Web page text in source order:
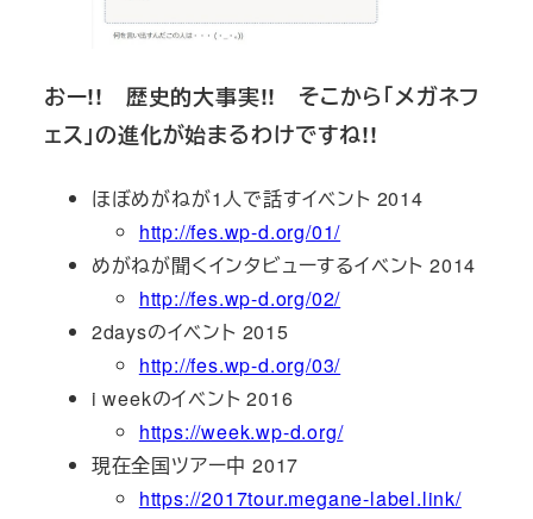
おー!! 歴史的大事実!! そこから「メガネフ
ェス」の進化が始まるわけですね!!
ほぼめがねが1人で話すイベント 2014
http://fes.wp-d.org/01/
めがねが聞くインタビューするイベント 2014
http://fes.wp-d.org/02/
2daysのイベント 2015
http://fes.wp-d.org/03/
i weekのイベント 2016
https://week.wp-d.org/
現在全国ツアー中 2017
https://2017tour.megane-label.link/